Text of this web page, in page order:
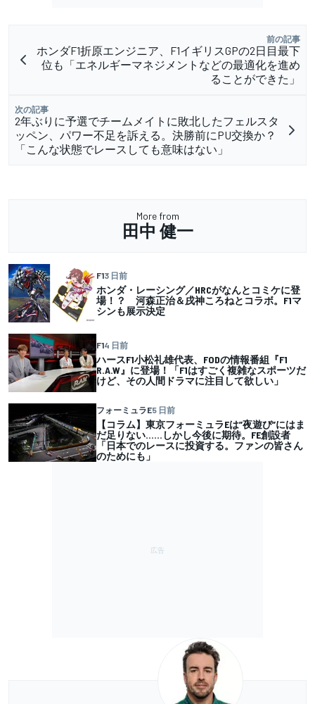
前の記事
ホンダF1折原エンジニア、F1イギリスGPの2日目最下
位も「エネルギーマネジメントなどの最適化を進め
ることができた」
次の記事
2年ぶりに予選でチームメイトに敗北したフェルスタ
ッペン、パワー不足を訴える。決勝前にPU交換か？
「こんな状態でレースしても意味はない」
More from
田中 健一
F13 日前
ホンダ・レーシング／HRCがなんとコミケに登
場！？ 河森正治＆戌神ころねとコラボ。F1マ
シンも展示決定
F14 日前
ハースF1小松礼雄代表、FODの情報番組『F1
R.A.W』に登場！「F1はすごく複雑なスポーツだ
けど、その人間ドラマに注目して欲しい」
フォーミュラE5 日前
【コラム】東京フォーミュラEは”夜遊び”にはま
だ足りない……しかし今後に期待。FE創設者
「日本でのレースに投資する。ファンの皆さん
のためにも」